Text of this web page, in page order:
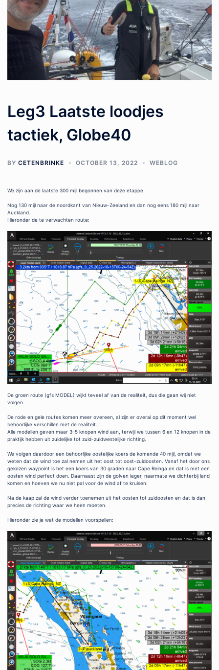
Leg3 Laatste loodjes
tactiek, Globe40
BY CETENBRINKE OCTOBER 13, 2022 WEBLOG
We zijn aan de laatste 300 mijl begonnen van deze etappe.
Nog 130 mijl naar de noordkant van Nieuw-Zeeland en dan nog eens 180 mijl naar
Auckland.
Hieronder de te verwachten route:
De groen route (gfs MODEL) wijkt teveel af van de realiteit, dus die gaan wij niet
volgen.
De rode en gele routes komen meer overeen, al zijn er overal op dit moment wel
behoorlijke verschillen met de realiteit.
Alle modellen geven maar 3-5 knopen wind aan, terwijl we tussen 6 en 12 knopen in de
praktijk hebben uit zuidelijke tot zuid-zuidwestelijke richting.
We volgen daardoor een behoorlijke oostelijke koers de komende 40 mijl, omdat we
weten dat de wind toe zal nemen uit het oost tot oost-zuidoosten. Vanaf het door ons
gekozen waypoint is het een koers van 30 graden naar Cape Reinga en dat is met een
oosten wind perfect doen. Daarnaast zijn de golven lager, naarmate we dichterbij land
komen en hoeven we nu niet pal voor de wind af te kruisen.
Na de kaap zal de wind verder toenemen uit het oosten tot zuidoosten en dat is dan
precies de richting waar we heen moeten.
Hieronder zie je wat de modellen voorspellen: